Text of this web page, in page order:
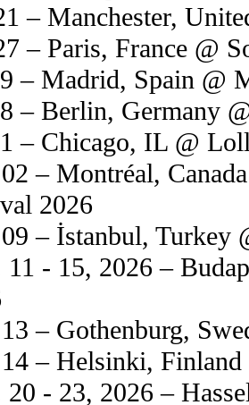
– Manchester,
– Paris, France @
– Madrid, Spain @
– Berlin, Germany
– Chicago, IL @
– Montréal,
2026
– İstanbul, Turkey
- 15, 2026 –
– Gothenburg,
– Helsinki,
- 23, 2026 –